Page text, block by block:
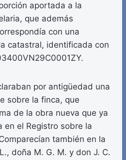
aportada a la
que además
con una
catastral, identificada con
por antigüedad una
sobre la finca, que
de la obra nueva que ya
en el Registro sobre la
también en la
doña M. G. M. y don J. C.